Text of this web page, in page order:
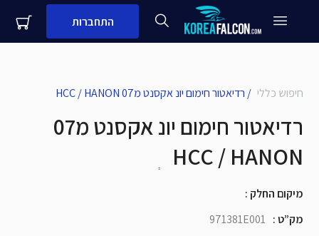
התחברות
מספר נייד
רדיאטור חימום יונ אקסנט מ07 HCC / HANON / חיפוש כללי
רדיאטור חימום יונ אקסנט מ07
HCC / HANON
: מיקום החלק
971381E001 :מק”ט